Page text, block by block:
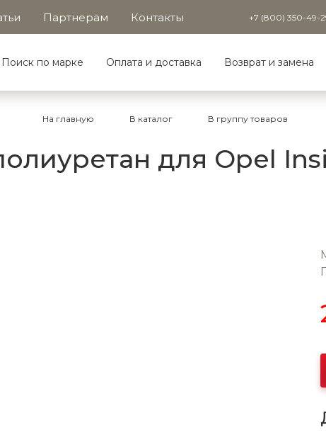
Партнерам Контакты +7 (800) 350-49-
Поиск по марке Оплата и доставка Возврат и замена
На главную В каталог В группу товаров
для Opel